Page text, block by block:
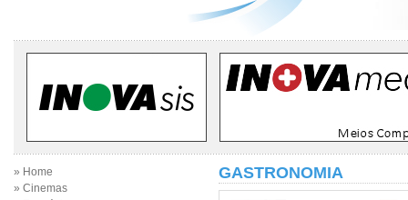
» Home
» Cinemas
GASTRONOMIA